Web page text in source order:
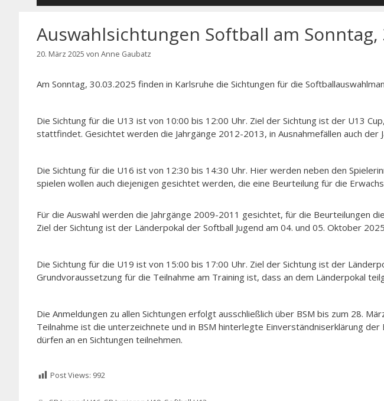
Auswahlsichtungen Softball am Sonntag,
20. März 2025 von Anne Gaubatz
Am Sonntag, 30.03.2025 finden in Karlsruhe die Sichtungen für die
Die Sichtung für die U13 ist von 10:00 bis 12:00 Uhr. Ziel der Sichtung ist der U13
stattfindet. Gesichtet werden die Jahrgänge 2012-2013, in Ausnahmefällen auch der
Die Sichtung für die U16 ist von 12:30 bis 14:30 Uhr. Hier werden neben den
spielen wollen auch diejenigen gesichtet werden, die eine Beurteilung für die
Für die Auswahl werden die Jahrgänge 2009-2011 gesichtet, für die Beurteilungen
Ziel der Sichtung ist der Länderpokal der Softball Jugend am 04. und 05. Oktober
Die Sichtung für die U19 ist von 15:00 bis 17:00 Uhr. Ziel der Sichtung ist der
Grundvoraussetzung für die Teilnahme am Training ist, dass an dem Länderpokal
Die Anmeldungen zu allen Sichtungen erfolgt ausschließlich über BSM bis zum 28.
Teilnahme ist die unterzeichnete und in BSM hinterlegte Einverständniserklärung
dürfen an en Sichtungen teilnehmen.
Post Views: 992